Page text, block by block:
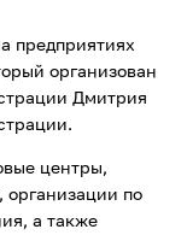
предприятиях
организован
Дмитрия
центры,
организации по
а также